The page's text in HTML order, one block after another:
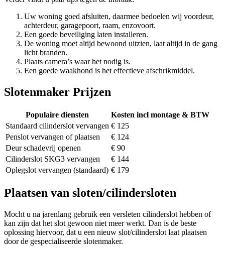
Uw woning goed afsluiten, daarmee bedoelen wij voordeur,
achterdeur, garagepoort, raam, enzovoort.
Een goede beveiliging laten installeren.
De woning moet altijd bewoond uitzien, laat altijd in de gang
licht branden.
Plaats camera’s waar het nodig is.
Een goede waakhond is het effectieve afschrikmiddel.
Slotenmaker Prijzen
Populaire diensten
Kosten incl montage & BTW
Standaard cilinderslot vervangen € 125
Penslot vervangen of plaatsen
€ 124
Deur schadevrij openen
€ 90
Cilinderslot SKG3 vervangen
€ 144
Oplegslot vervangen (standaard) € 179
Plaatsen van sloten/cilindersloten
Mocht u na jarenlang gebruik een versleten cilinderslot hebben of
kan zijn dat het slot gewoon niet meer werkt. Dan is de beste
oplossing hiervoor, dat u een nieuw slot/cilinderslot laat plaatsen
door de gespecialiseerde slotenmaker.